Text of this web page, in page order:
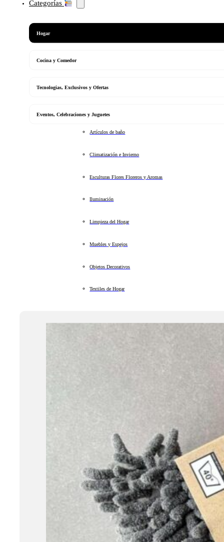
Categorías
Hogar
Cocina y Comedor
Tecnologias, Exclusivos y Ofertas
Eventos, Celebraciones y Juguetes
Artículos de baño
Climatización e Invierno
Esculturas Flores Floreros y Aromas
Iluminación
Limpieza del Hogar
Muebles y Espejos
Objetos Decorativos
Textiles de Hogar